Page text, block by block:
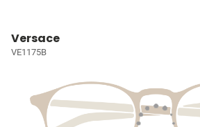
Versace
VE1175B